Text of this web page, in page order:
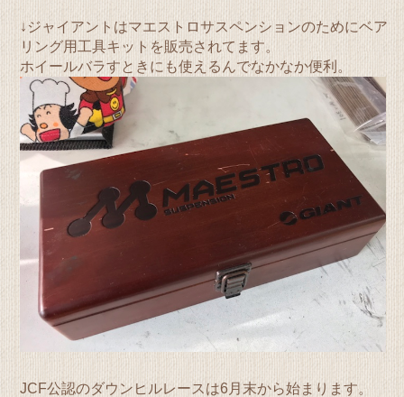
↓ジャイアントはマエストロサスペンションのためにベア
リング用工具キットを販売されてます。
ホイールバラすときにも使えるんでなかなか便利。
JCF公認のダウンヒルレースは6月末から始まります。